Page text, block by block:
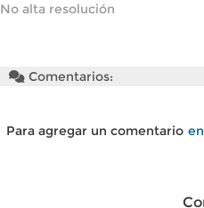
No alta resolución
Comentarios:
Para agregar un comentario